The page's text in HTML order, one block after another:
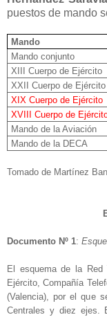
puestos de mando
Mando
Mando conjunto
XIII Cuerpo de Ejército
XXII Cuerpo de Ejército
XIX Cuerpo de Ejército
XVIII Cuerpo de
Mando de la Aviación
Mando de la DECA
Tomado de Martínez
Documento Nº 1:
El esquema de la Red
Ejército, Compañía
(Valencia), por el que
Centrales y diez ejes.